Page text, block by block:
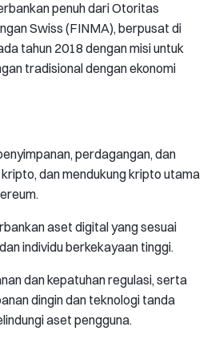
penuh dari Otoritas
Swiss (FINMA), berpusat di
tahun 2018 dengan misi untuk
tradisional dengan ekonomi
perdagangan, dan
dan mendukung kripto utama
aset digital yang sesuai
individu berkekayaan tinggi.
dan kepatuhan regulasi, serta
dingin dan teknologi tanda
aset pengguna.